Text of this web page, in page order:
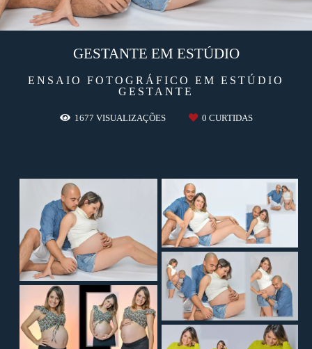
ENSAIO FOTOGRÁFICO EM ESTÚDIO
GESTANTE
GESTANTE EM ESTÚDIO
1677 VISUALIZAÇÕES 0 CURTIDAS